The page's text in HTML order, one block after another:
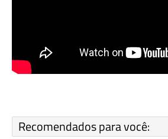
Recomendados para você: